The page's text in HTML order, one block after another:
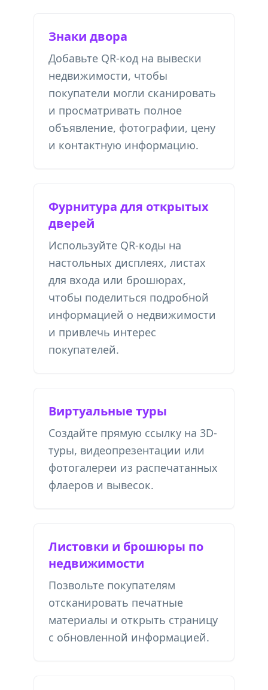
Знаки двора
Добавьте QR-код на вывески
недвижимости, чтобы
покупатели могли сканировать
и просматривать полное
объявление, фотографии, цену
и контактную информацию.
Фурнитура для открытых
дверей
Используйте QR-коды на
настольных дисплеях, листах
для входа или брошюрах,
чтобы поделиться подробной
информацией о недвижимости
и привлечь интерес
покупателей.
Виртуальные туры
Создайте прямую ссылку на 3D-
туры, видеопрезентации или
фотогалереи из распечатанных
флаеров и вывесок.
Листовки и брошюры по
недвижимости
Позвольте покупателям
отсканировать печатные
материалы и открыть страницу
с обновленной информацией.